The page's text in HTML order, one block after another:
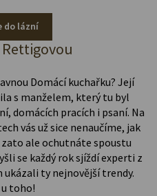
do lázní
Rettigovou
Domácí kuchařku? Její
s manželem, který tu byl
domácích pracích i psaní. Na
vás už sice nenaučíme, jak
ale ochutnáte spoustu
se každý rok sjíždí experti z
ukázali ty nejnovější trendy.
toho!